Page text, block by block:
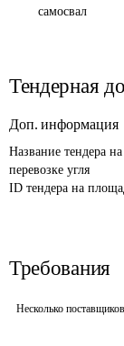
самосвал
Тендерная
Доп. информация
Название тендера
перевозке угля
ID тендера на
Требования
Несколько поставщиков